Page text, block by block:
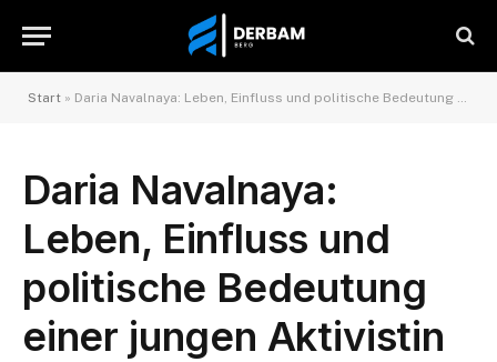
Start » Daria Navalnaya: Leben, Einfluss und politische Bedeutung einer jungen Aktivistin
Daria Navalnaya:
Leben, Einfluss und
politische Bedeutung
einer jungen Aktivistin